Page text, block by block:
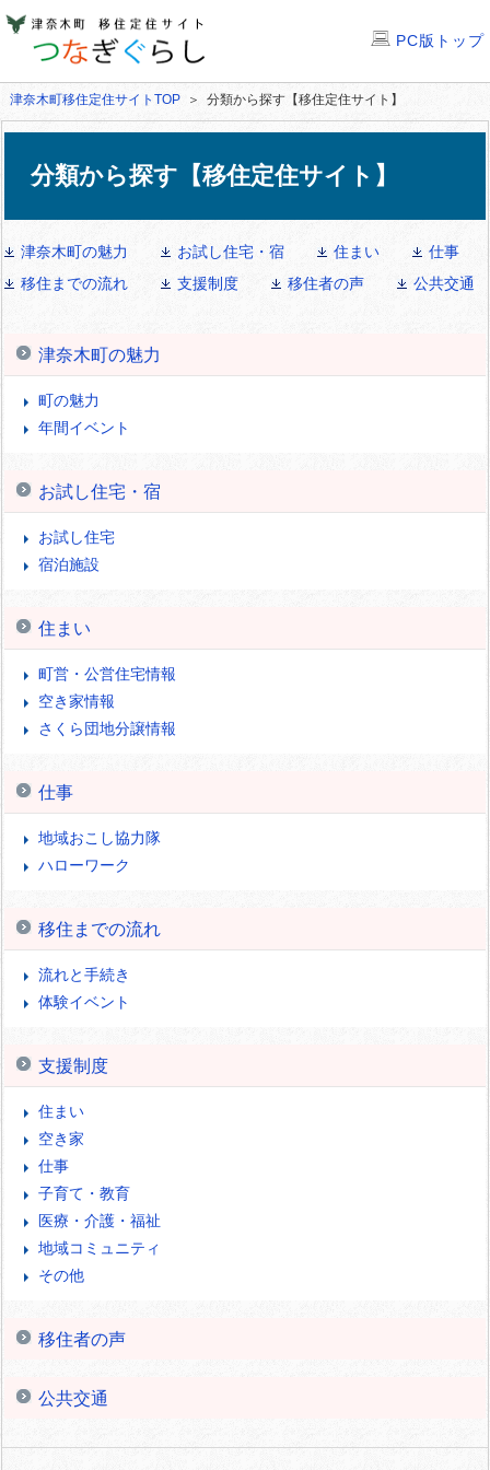
PC版トップ
津奈木町移住定住サイトTOP ＞ 分類から探す【移住定住サイト】
分類から探す【移住定住サイト】
津奈木町の魅力 お試し住宅・宿 住まい
仕事
移住までの流れ
支援制度 移住者の声 公共交通
津奈木町の魅力
町の魅力
年間イベント
お試し住宅・宿
お試し住宅
宿泊施設
住まい
町営・公営住宅情報
空き家情報
さくら団地分譲情報
仕事
地域おこし協力隊
ハローワーク
移住までの流れ
流れと手続き
体験イベント
支援制度
住まい
空き家
仕事
子育て・教育
医療・介護・福祉
地域コミュニティ
その他
移住者の声
公共交通